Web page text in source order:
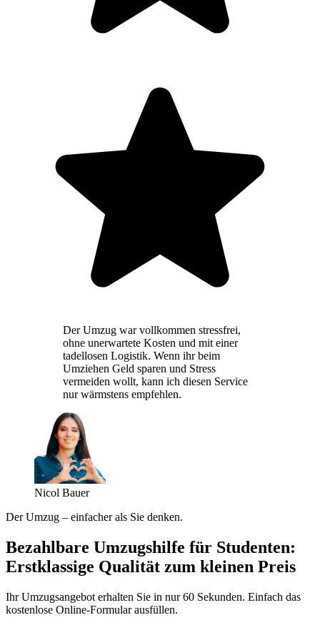
Der Umzug war vollkommen stressfrei,
ohne unerwartete Kosten und mit einer
tadellosen Logistik. Wenn ihr beim
Umziehen Geld sparen und Stress
vermeiden wollt, kann ich diesen Service
nur wärmstens empfehlen.
Nicol Bauer
Der Umzug – einfacher als Sie denken.
Bezahlbare Umzugshilfe für Studenten:
Erstklassige Qualität zum kleinen Preis
Ihr Umzugsangebot erhalten Sie in nur 60 Sekunden. Einfach das
kostenlose Online-Formular ausfüllen.